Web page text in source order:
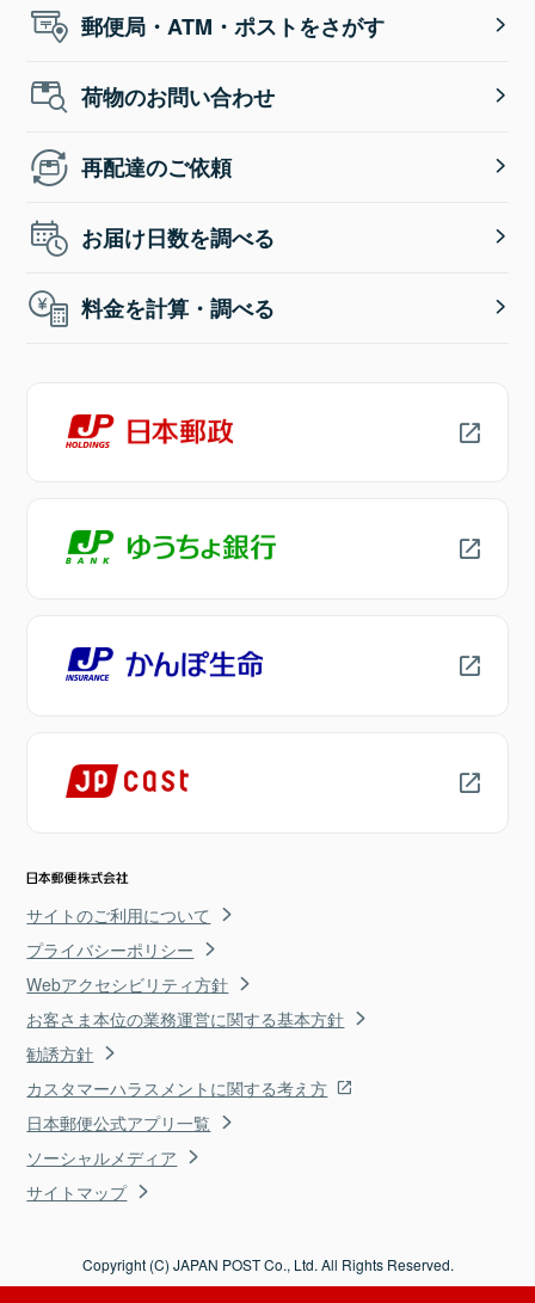
郵便局・ATM・ポストをさがす
荷物のお問い合わせ
再配達のご依頼
お届け日数を調べる
料金を計算・調べる
サイトのご利用について
プライバシーポリシー
Webアクセシビリティ方針
お客さま本位の業務運営に関する基本方針
勧誘方針
カスタマーハラスメントに関する考え方
日本郵便公式アプリ一覧
ソーシャルメディア
サイトマップ
Copyright (C) JAPAN POST Co., Ltd. All Rights Reserved.